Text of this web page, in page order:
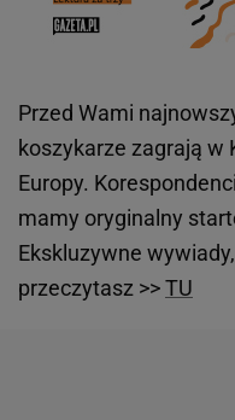
Przed Wami
koszykarze zagrają
Europy.
mamy oryginalny
Ekskluzywne
przeczytasz >>TU